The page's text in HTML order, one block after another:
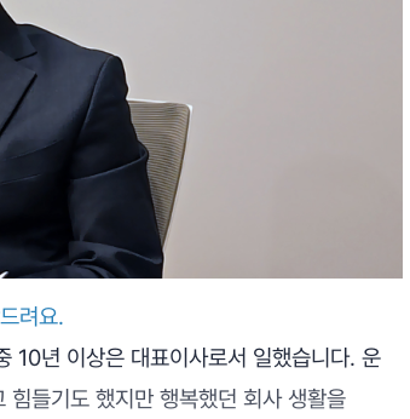
려요.
10년 이상은 대표이사로서 일했습니다. 운
들기도 했지만 행복했던 회사 생활을